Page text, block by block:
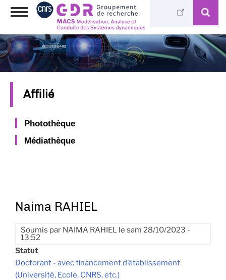
Aller
principal
Toggle
Affilié
Photothèque
Médiathèque
Naima RAHIEL
Soumis par NAIMA RAHIEL le sam 28/10/2023 -
13:52
Statut
Doctorant - avec financement d’établissement
(Université, Ecole, CNRS, etc.)